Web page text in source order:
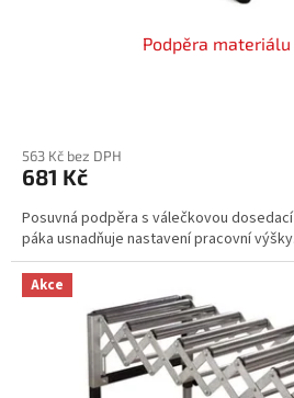
Podpěra materiálu
563 Kč bez DPH
681 Kč
Posuvná podpěra s válečkovou
páka usnadňuje nastavení pracovní výšky.
Akce